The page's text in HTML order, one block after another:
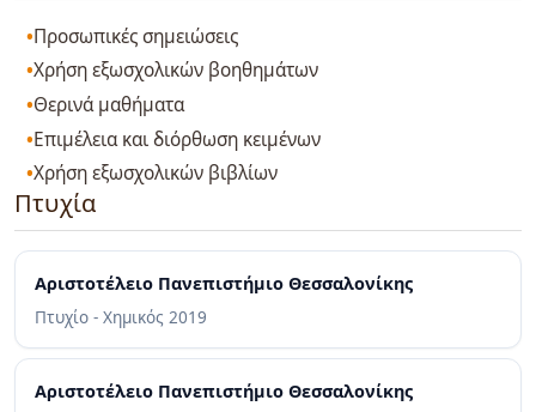
Προσωπικές σημειώσεις
Χρήση εξωσχολικών βοηθημάτων
Θερινά μαθήματα
Επιμέλεια και διόρθωση κειμένων
Χρήση εξωσχολικών βιβλίων
Πτυχία
Αριστοτέλειο Πανεπιστήμιο Θεσσαλονίκης
Πτυχίο - Χημικός 2019
Αριστοτέλειο Πανεπιστήμιο Θεσσαλονίκης